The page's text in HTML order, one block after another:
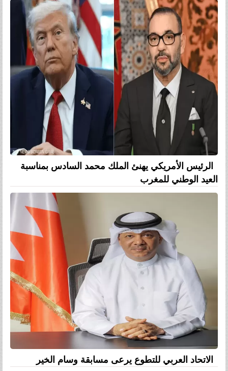
الرئيس الأمريكي يهنئ الملك محمد السادس بمناسبة
العيد الوطني للمغرب
الاتحاد العربي للتطوع يرعى مسابقة وسام الخير